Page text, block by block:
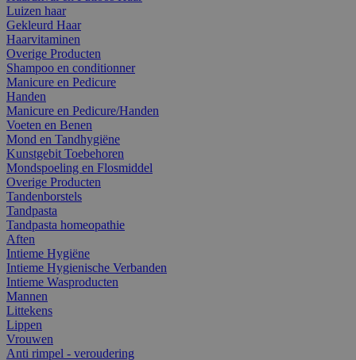
Luizen haar
Gekleurd Haar
Haarvitaminen
Overige Producten
Shampoo en conditionner
Manicure en Pedicure
Handen
Manicure en Pedicure/Handen
Voeten en Benen
Mond en Tandhygiëne
Kunstgebit Toebehoren
Mondspoeling en Flosmiddel
Overige Producten
Tandenborstels
Tandpasta
Tandpasta homeopathie
Aften
Intieme Hygiëne
Intieme Hygienische Verbanden
Intieme Wasproducten
Mannen
Littekens
Lippen
Vrouwen
Anti rimpel - veroudering